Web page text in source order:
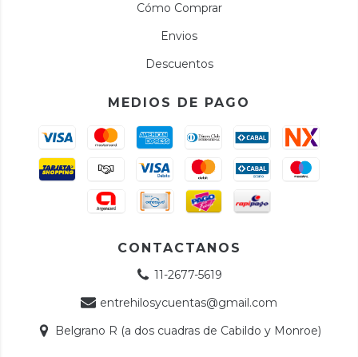
Cómo Comprar
Envios
Descuentos
MEDIOS DE PAGO
CONTACTANOS
11-2677-5619
entrehilosycuentas@gmail.com
Belgrano R (a dos cuadras de Cabildo y Monroe)